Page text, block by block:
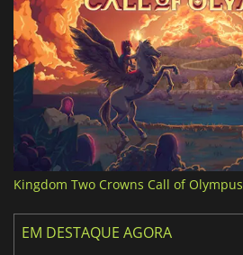
Kingdom Two Crowns Call of Olympus
EM DESTAQUE AGORA